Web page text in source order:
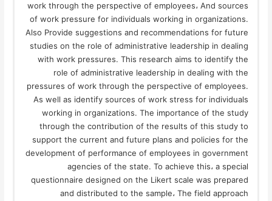
work through the perspective of employees، And sources
of work pressure for individuals working in organizations.
Also Provide suggestions and recommendations for future
studies on the role of administrative leadership in dealing
with work pressures. This research aims to identify the
role of administrative leadership in dealing with the
pressures of work through the perspective of employees.
As well as identify sources of work stress for individuals
working in organizations. The importance of the study
through the contribution of the results of this study to
support the current and future plans and policies for the
development of performance of employees in government
agencies of the state. To achieve this، a special
questionnaire designed on the Likert scale was prepared
and distributed to the sample، The field approach